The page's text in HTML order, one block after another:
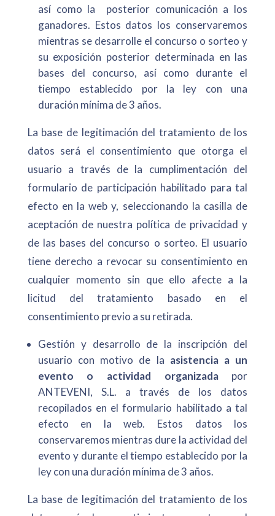
así como la posterior comunicación a los
ganadores. Estos datos los conservaremos
mientras se desarrolle el concurso o sorteo y
su exposición posterior determinada en las
bases del concurso, así como durante el
tiempo establecido por la ley con una
duración mínima de 3 años.
La base de legitimación del tratamiento de los
datos será el consentimiento que otorga el
usuario a través de la cumplimentación del
formulario de participación habilitado para tal
efecto en la web y, seleccionando la casilla de
aceptación de nuestra política de privacidad y
de las bases del concurso o sorteo. El usuario
tiene derecho a revocar su consentimiento en
cualquier momento sin que ello afecte a la
licitud del tratamiento basado en el
consentimiento previo a su retirada.
Gestión y desarrollo de la inscripción del
usuario con motivo de la asistencia a un
evento o actividad organizadapor
ANTEVENI, S.L. a través de los datos
recopilados en el formulario habilitado a tal
efecto en la web. Estos datos los
conservaremos mientras dure la actividad del
evento y durante el tiempo establecido por la
ley con una duración mínima de 3 años.
La base de legitimación del tratamiento de los